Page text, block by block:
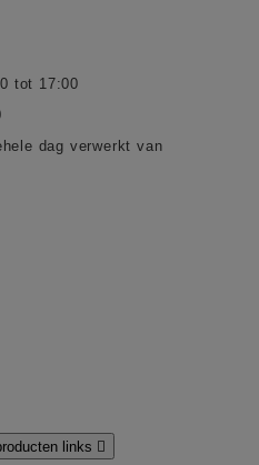
tot 17:00
dag verwerkt van
links 